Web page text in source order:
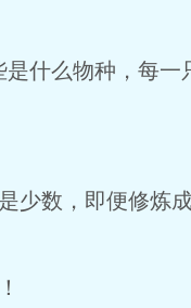
么物种，每一
数，即便修炼成